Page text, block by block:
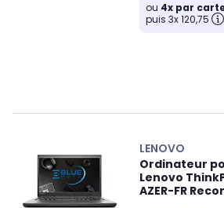
ou 4x par
puis 3x 120,75
LENOVO
Ordinateur
Lenovo
AZER-FR